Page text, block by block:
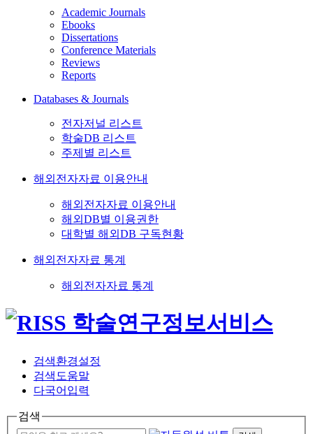
Academic Journals
Ebooks
Dissertations
Conference Materials
Reviews
Reports
Databases & Journals
전자저널 리스트
학술DB 리스트
주제별 리스트
해외전자자료 이용안내
해외전자자료 이용안내
해외DB별 이용권한
대학별 해외DB 구독현황
해외전자자료 통계
해외전자자료 통계
검색환경설정
검색도움말
다국어입력
검색